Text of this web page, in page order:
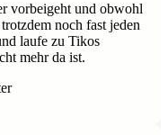
vorbeigeht und obwohl
noch fast jeden
laufe zu Tikos
mehr da ist.